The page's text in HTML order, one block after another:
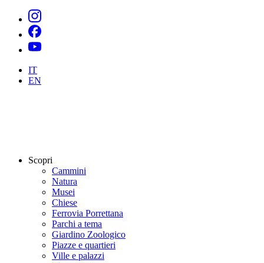
IT
EN
Scopri
Cammini
Natura
Musei
Chiese
Ferrovia Porrettana
Parchi a tema
Giardino Zoologico
Piazze e quartieri
Ville e palazzi